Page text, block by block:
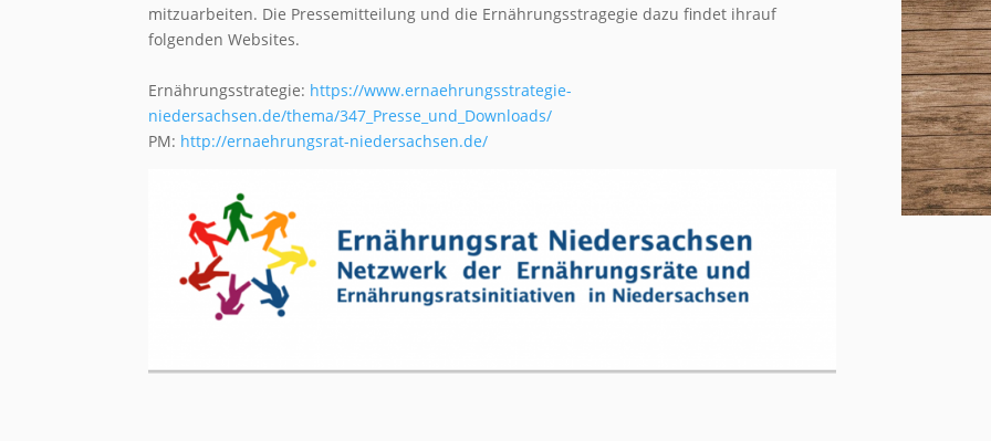
mitzuarbeiten. Die Pressemitteilung und die Ernährungsstragegie dazu findet ihrauf
folgenden Websites.
Ernährungsstrategie: https://www.ernaehrungsstrategie-
niedersachsen.de/thema/347_Presse_und_Downloads/
PM: http://ernaehrungsrat-niedersachsen.de/